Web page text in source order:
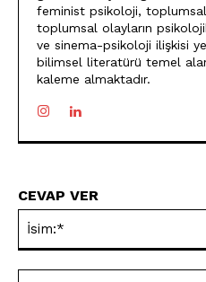
feminist psikoloji, toplumsal
toplumsal olayların
ve sinema-psikoloji ilişkisi
bilimsel literatürü temel
kaleme almaktadır.
CEVAP VER